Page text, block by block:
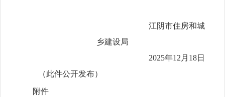
江阴市住房和城
乡建设局
2025年12 月 18日
（此件公开发布）
附件